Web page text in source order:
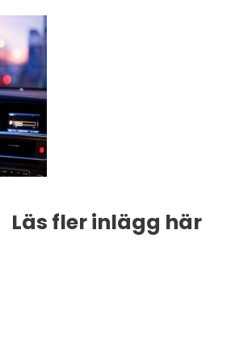
Läs fler inlägg här